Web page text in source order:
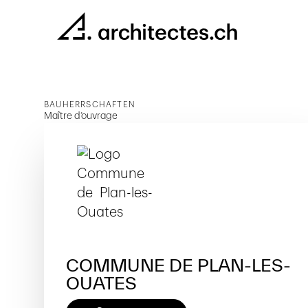
BAUHERRSCHAFTEN
Maître d’ouvrage
COMMUNE DE PLAN-LES-
OUATES